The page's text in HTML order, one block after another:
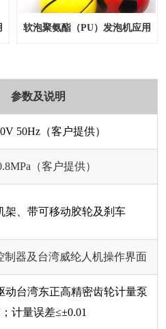
软泡聚氨酯（PU）发泡机应用
参数及说明
50Hz（客户提供）
（客户提供）
架、带可移动胶轮及刹车
制器及台湾威纶人机操作界面
动台湾东正高精密齿轮计量泵
计量误差≤±0.01